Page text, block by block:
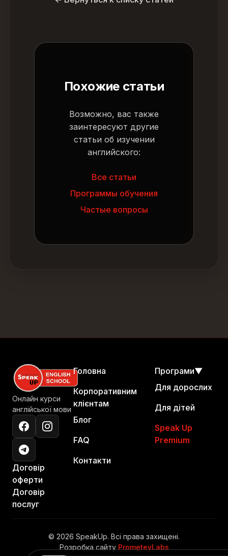
Похожие статьи
Возможно, вас также
заинтересуют другие
статьи об изучении
английского:
Все статьи
Программы обучения
Частые вопросы
Онлайн курси
англійської мови
Договір
оферти
Договір
послуг
Головна
Корпоративним
клієнтам
Блог
FAQ
Контакти
Програми▼
Для дорослих
Для дітей
Speak Up
Premium
© 2026 SpeakUp. Всі права захищені.
Розробка сайту PrometeyLabs